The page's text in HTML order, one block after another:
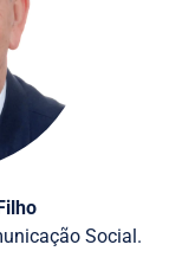
Social.